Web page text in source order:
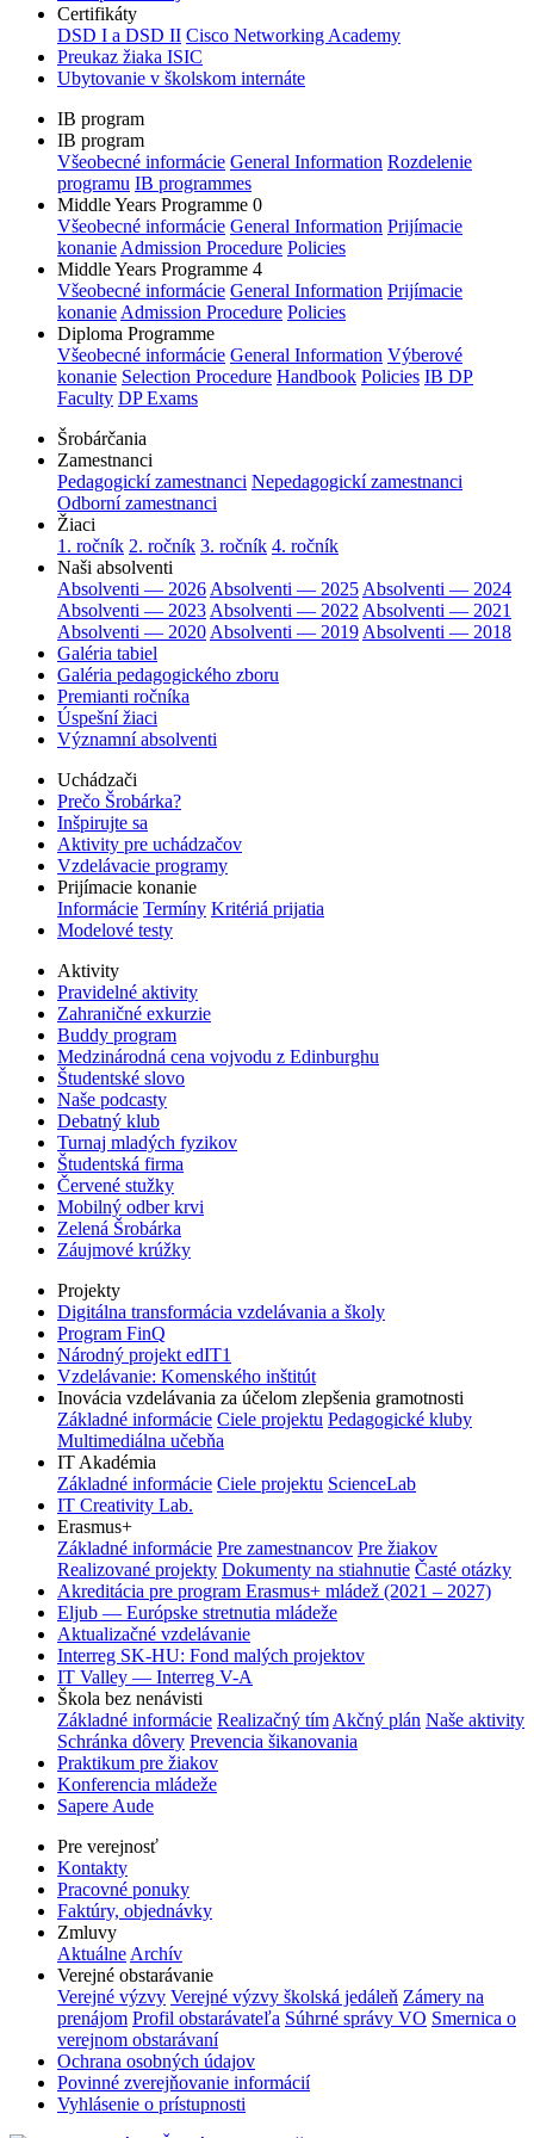
Certifikáty
DSD I a DSD II Cisco Networking Academy
Preukaz žiaka ISIC
Ubytovanie v školskom internáte
IB program
IB program
Všeobecné informácie General Information Rozdelenie
programu IB programmes
Middle Years Programme 0
Všeobecné informácie General Information Prijímacie
konanie Admission Procedure Policies
Middle Years Programme 4
Všeobecné informácie General Information Prijímacie
konanie Admission Procedure Policies
Diploma Programme
Všeobecné informácie General Information Výberové
konanie Selection Procedure Handbook Policies IB DP
Faculty DP Exams
Šrobárčania
Zamestnanci
Pedagogickí zamestnanci Nepedagogickí zamestnanci
Odborní zamestnanci
Žiaci
1. ročník 2. ročník 3. ročník 4. ročník
Naši absolventi
Absolventi — 2026 Absolventi — 2025 Absolventi — 2024
Absolventi — 2023 Absolventi — 2022 Absolventi — 2021
Absolventi — 2020 Absolventi — 2019 Absolventi — 2018
Galéria tabiel
Galéria pedagogického zboru
Premianti ročníka
Úspešní žiaci
Významní absolventi
Uchádzači
Prečo Šrobárka?
Inšpirujte sa
Aktivity pre uchádzačov
Vzdelávacie programy
Prijímacie konanie
Informácie Termíny Kritériá prijatia
Modelové testy
Aktivity
Pravidelné aktivity
Zahraničné exkurzie
Buddy program
Medzinárodná cena vojvodu z Edinburghu
Študentské slovo
Naše podcasty
Debatný klub
Turnaj mladých fyzikov
Študentská firma
Červené stužky
Mobilný odber krvi
Zelená Šrobárka
Záujmové krúžky
Projekty
Digitálna transformácia vzdelávania a školy
Program FinQ
Národný projekt edIT1
Vzdelávanie: Komenského inštitút
Inovácia vzdelávania za účelom zlepšenia gramotnosti
Základné informácie Ciele projektu Pedagogické kluby
Multimediálna učebňa
IT Akadémia
Základné informácie Ciele projektu ScienceLab
IT Creativity Lab.
Erasmus+
Základné informácie Pre zamestnancov Pre žiakov
Realizované projekty Dokumenty na stiahnutie Časté otázky
Akreditácia pre program Erasmus+ mládež (2021 – 2027)
Eljub — Európske stretnutia mládeže
Aktualizačné vzdelávanie
Interreg SK-HU: Fond malých projektov
IT Valley — Interreg V-A
Škola bez nenávisti
Základné informácie Realizačný tím Akčný plán Naše aktivity
Schránka dôvery Prevencia šikanovania
Praktikum pre žiakov
Konferencia mládeže
Sapere Aude
Pre verejnosť
Kontakty
Pracovné ponuky
Faktúry, objednávky
Zmluvy
Aktuálne Archív
Verejné obstarávanie
Verejné výzvy Verejné výzvy školská jedáleň Zámery na
prenájom Profil obstarávateľa Súhrné správy VO Smernica o
verejnom obstarávaní
Ochrana osobných údajov
Povinné zverejňovanie informácií
Vyhlásenie o prístupnosti